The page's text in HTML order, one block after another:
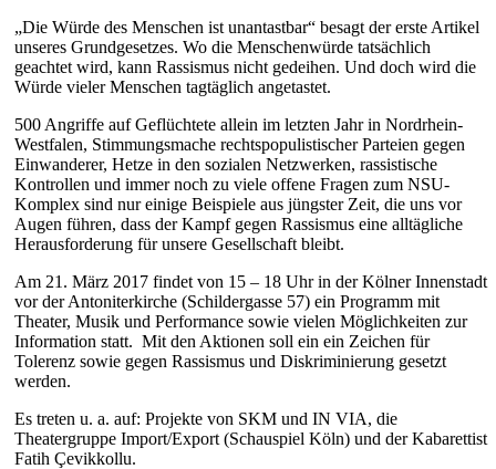
„Die Würde des Menschen ist unantastbar“ besagt der erste Artikel
unseres Grundgesetzes. Wo die Menschenwürde tatsächlich
geachtet wird, kann Rassismus nicht gedeihen. Und doch wird die
Würde vieler Menschen tagtäglich angetastet.
500 Angriffe auf Geflüchtete allein im letzten Jahr in Nordrhein-
Westfalen, Stimmungsmache rechtspopulistischer Parteien gegen
Einwanderer, Hetze in den sozialen Netzwerken, rassistische
Kontrollen und immer noch zu viele offene Fragen zum NSU-
Komplex sind nur einige Beispiele aus jüngster Zeit, die uns vor
Augen führen, dass der Kampf gegen Rassismus eine alltägliche
Herausforderung für unsere Gesellschaft bleibt.
Am 21. März 2017 findet von 15 – 18 Uhr in der Kölner Innenstadt
vor der Antoniterkirche (Schildergasse 57) ein Programm mit
Theater, Musik und Performance sowie vielen Möglichkeiten zur
Information statt. Mit den Aktionen soll ein ein Zeichen für
Tolerenz sowie gegen Rassismus und Diskriminierung gesetzt
werden.
Es treten u. a. auf: Projekte von SKM und IN VIA, die
Theatergruppe Import/Export (Schauspiel Köln) und der Kabarettist
Fatih Çevikkollu.